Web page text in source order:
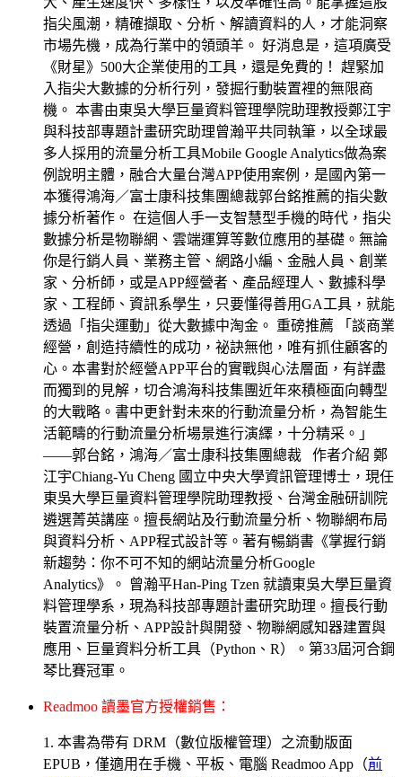
指尖風潮，精確擷取、分析、解讀資料的人，才能洞察
市場先機，成為行業中的領頭羊。 好消息是，這項廣受
《財星》500大企業使用的工具，還是免費的！ 趕緊加
入指尖大數據的分析行列，發掘行動裝置裡的無限商
機。 本書由東吳大學巨量資料管理學院助理教授鄭江宇
與科技部專題計畫研究助理曾瀚平共同執筆，以全球最
多人採用的流量分析工具Mobile Google Analytics做為案
例說明主體，融合大量台灣APP使用案例，是國內第一
本獲得鴻海／富士康科技集團總裁郭台銘推薦的指尖數
據分析著作。 在這個人手一支智慧型手機的時代，指尖
數據分析是物聯網、雲端運算等數位應用的基礎。無論
你是行銷人員、業務主管、網路小編、金融人員、創業
家、分析師，或是APP經營者、產品經理人、數據科學
家、工程師、資訊系學生，只要懂得善用GA工具，就能
透過「指尖運動」從大數據中淘金。 重磅推薦 「談商業
經營，創造持續性的成功，祕訣無他，唯有抓住顧客的
心。本書對於經營APP平台的實戰與心法層面，有詳盡
而獨到的見解，切合鴻海科技集團近年來積極面向轉型
的大戰略。書中更針對未來的行動流量分析，為智能生
活範疇的行動流量分析場景進行演繹，十分精采。」
——郭台銘，鴻海／富士康科技集團總裁 作者介紹 鄭
江宇Chiang-Yu Cheng 國立中央大學資訊管理博士，現任
東吳大學巨量資料管理學院助理教授、台灣金融研訓院
遴選菁英講座。擅長網站及行動流量分析、物聯網布局
與資料分析、APP程式設計等。著有暢銷書《掌握行銷
新趨勢：你不可不知的網站流量分析Google
Analytics》。 曾瀚平Han-Ping Tzen 就讀東吳大學巨量資
料管理學系，現為科技部專題計畫研究助理。擅長行動
裝置流量分析、APP設計與開發、物聯網感知器建置與
應用、巨量資料分析工具（Python、R）。第33屆河合鋼
琴比賽冠軍。
Readmoo 讀墨官方授權銷售：
1. 本書為帶有 DRM（數位版權管理）之流動版面
EPUB，僅適用在手機、平板、電腦 Readmoo App（前